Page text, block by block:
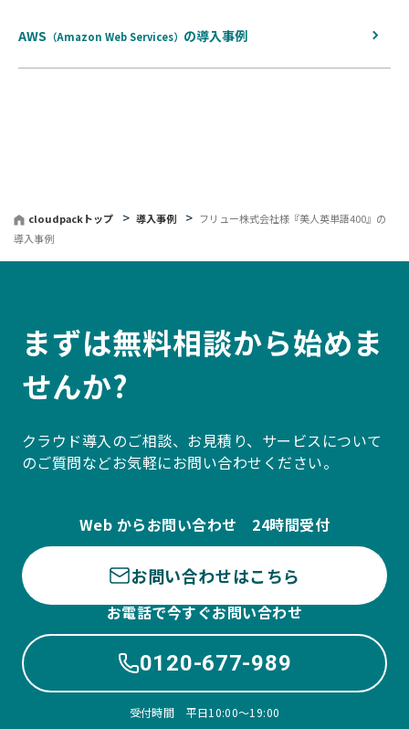
AWS （Amazon Web Services） の導入事例
cloudpackトップ 導入事例
フリュー株式会社様『美人英単語400』の
導入事例
まずは無料相談から始めま
せんか?
クラウド導入のご相談、お見積り、サービスについて
のご質問などお気軽にお問い合わせください。
Web からお問い合わせ 24時間受付
お問い合わせはこちら
お電話で今すぐお問い合わせ
0120-677-989
受付時間 平日10:00〜19:00